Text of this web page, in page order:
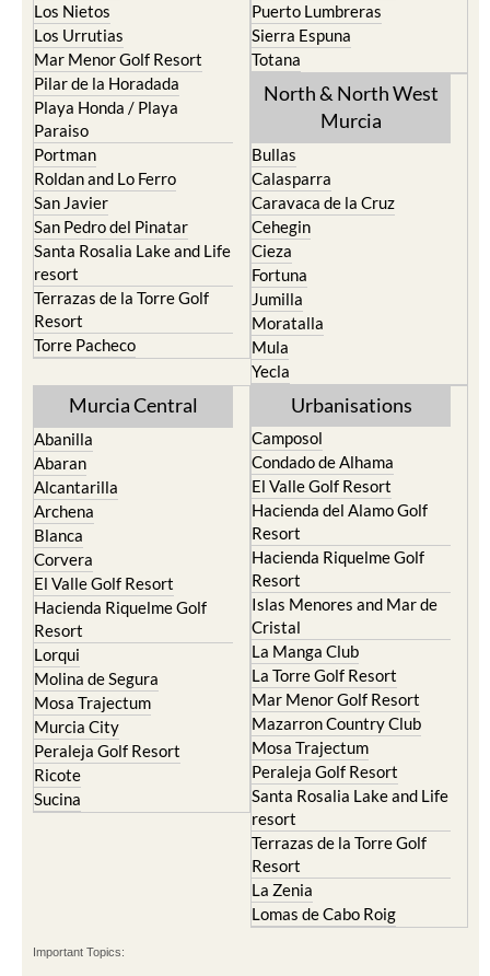
Los Nietos
Los Urrutias
Mar Menor Golf Resort
Pilar de la Horadada
Playa Honda / Playa
Paraiso
Portman
Roldan and Lo Ferro
San Javier
San Pedro del Pinatar
Santa Rosalia Lake and Life
resort
Terrazas de la Torre Golf
Resort
Torre Pacheco
Puerto Lumbreras
Sierra Espuna
Totana
North & North West
Murcia
Bullas
Calasparra
Caravaca de la Cruz
Cehegin
Cieza
Fortuna
Jumilla
Moratalla
Mula
Yecla
Murcia Central
Abanilla
Abaran
Alcantarilla
Archena
Blanca
Corvera
El Valle Golf Resort
Hacienda Riquelme Golf
Resort
Lorqui
Molina de Segura
Mosa Trajectum
Murcia City
Peraleja Golf Resort
Ricote
Sucina
Urbanisations
Camposol
Condado de Alhama
El Valle Golf Resort
Hacienda del Alamo Golf
Resort
Hacienda Riquelme Golf
Resort
Islas Menores and Mar de
Cristal
La Manga Club
La Torre Golf Resort
Mar Menor Golf Resort
Mazarron Country Club
Mosa Trajectum
Peraleja Golf Resort
Santa Rosalia Lake and Life
resort
Terrazas de la Torre Golf
Resort
La Zenia
Lomas de Cabo Roig
Important Topics: